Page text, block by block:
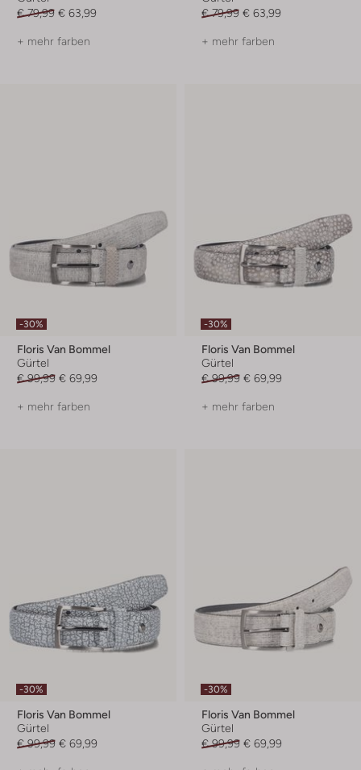
€ 79,99 € 63,99
+ mehr farben
€ 79,99 € 63,99
+ mehr farben
-30%
Floris Van Bommel
Gürtel
€ 99,99 € 69,99
+ mehr farben
-30%
Floris Van Bommel
Gürtel
€ 99,99 € 69,99
+ mehr farben
-30%
Floris Van Bommel
Gürtel
€ 99,99 € 69,99
-30%
Floris Van Bommel
Gürtel
€ 99,99 € 69,99